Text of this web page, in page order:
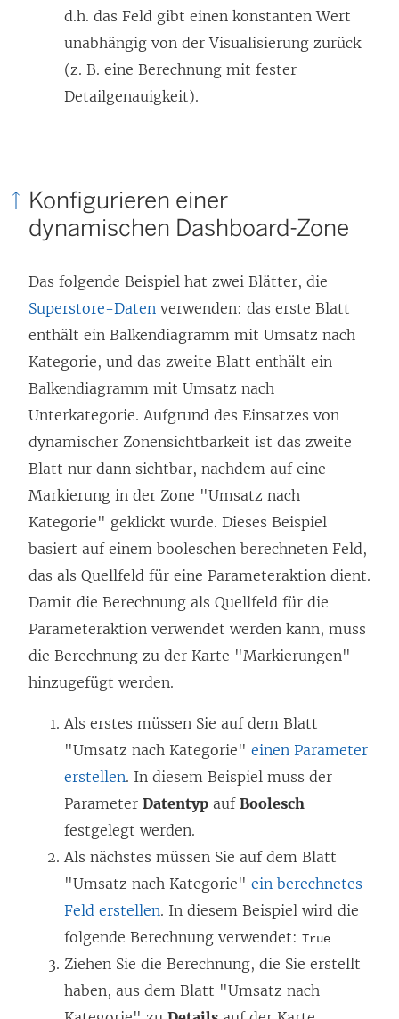
d.h. das Feld gibt einen konstanten Wert
unabhängig von der Visualisierung zurück
(z. B. eine Berechnung mit fester
Detailgenauigkeit).
Konfigurieren einer
dynamischen Dashboard-Zone
Das folgende Beispiel hat zwei Blätter, die
Superstore-Daten verwenden: das erste Blatt
enthält ein Balkendiagramm mit Umsatz nach
Kategorie, und das zweite Blatt enthält ein
Balkendiagramm mit Umsatz nach
Unterkategorie. Aufgrund des Einsatzes von
dynamischer Zonensichtbarkeit ist das zweite
Blatt nur dann sichtbar, nachdem auf eine
Markierung in der Zone "Umsatz nach
Kategorie" geklickt wurde. Dieses Beispiel
basiert auf einem booleschen berechneten Feld,
das als Quellfeld für eine Parameteraktion dient.
Damit die Berechnung als Quellfeld für die
Parameteraktion verwendet werden kann, muss
die Berechnung zu der Karte "Markierungen"
hinzugefügt werden.
Als erstes müssen Sie auf dem Blatt
"Umsatz nach Kategorie" einen Parameter
erstellen. In diesem Beispiel muss der
Parameter Datentyp auf Boolesch
festgelegt werden.
Als nächstes müssen Sie auf dem Blatt
"Umsatz nach Kategorie" ein berechnetes
Feld erstellen. In diesem Beispiel wird die
folgende Berechnung verwendet: True
Ziehen Sie die Berechnung, die Sie erstellt
haben, aus dem Blatt "Umsatz nach